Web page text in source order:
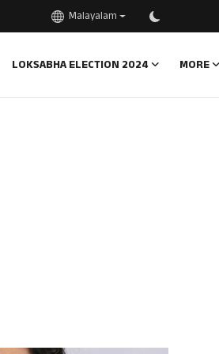
Malayalam
LOKSABHA ELECTION 2024 MORE